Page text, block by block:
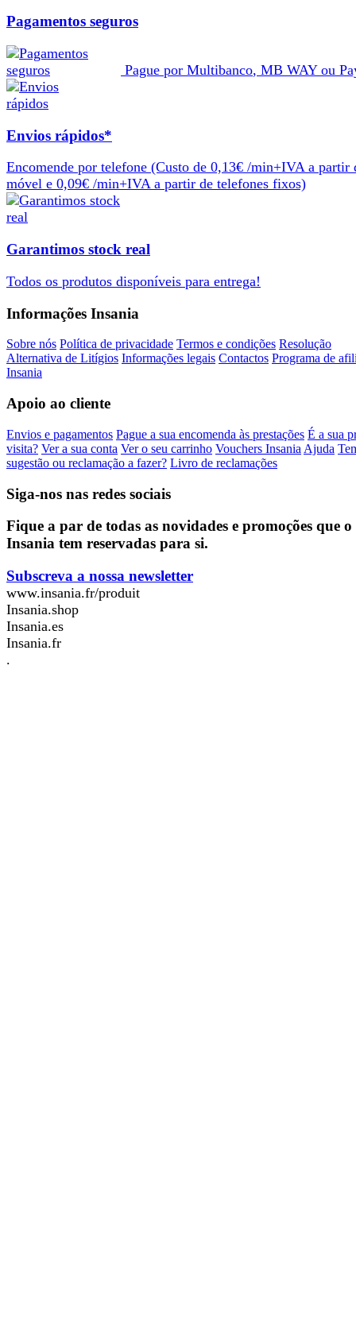
Pagamentos seguros
Pague por Multibanco, MB WAYou
Envios rápidos*
Encomende por telefone (Custo de 0,13€ /min+IVA a partir
móvel e 0,09€ /min+IVA a partir de telefones fixos)
Garantimos stock real
Todos os produtos disponíveis para entrega!
Informações Insania
Sobre nós Política de privacidade Termos e condições Resolução
Alternativa de Litígios Informações legais Contactos Programa de
Insania
Apoio ao cliente
Envios e pagamentos Pague a sua encomenda às prestações É a sua
visita? Ver a sua conta Ver o seu carrinho Vouchers Insania Ajuda
sugestão ou reclamação a fazer? Livro de reclamações
Siga-nos nas redes sociais
Fique a par de todas as novidades e promoções que o
Insania tem reservadas para si.
Subscreva a nossa newsletter
www.insania.fr/produit
Insania.shop
Insania.es
Insania.fr
.